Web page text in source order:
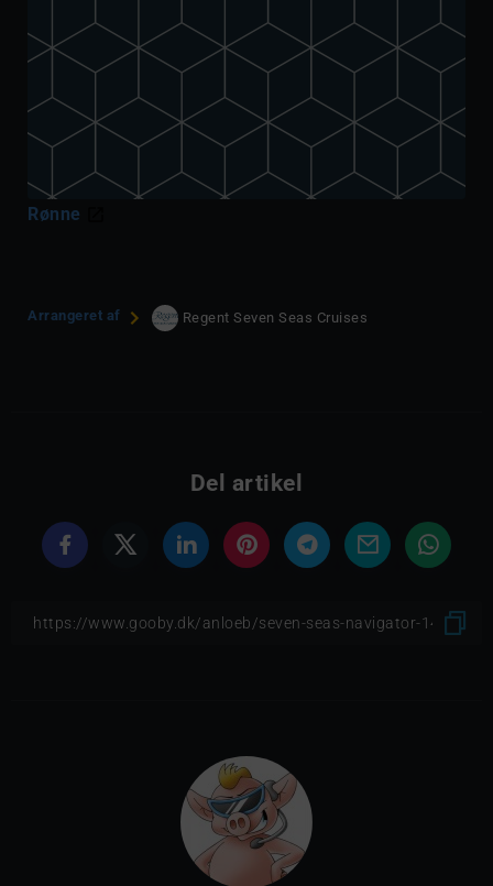
Rønne
Arrangeret af Regent Seven Seas Cruises
Del artikel